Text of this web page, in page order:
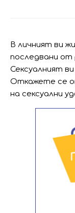
В личният ви
последвани от
Сексуалният
Откажете се
на сексуални